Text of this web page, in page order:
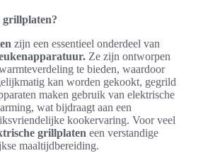
grillplaten?
zijn een essentieel onderdeel van
Ze zijn ontworpen
te bieden, waardoor
kan worden gekookt, gegrild
maken gebruik van elektrische
wat bijdraagt aan een
kookervaring. Voor veel
grillplaten een verstandige
maaltijdbereiding.